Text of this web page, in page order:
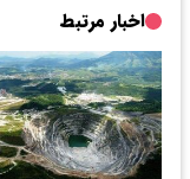
اخبار مرتبط